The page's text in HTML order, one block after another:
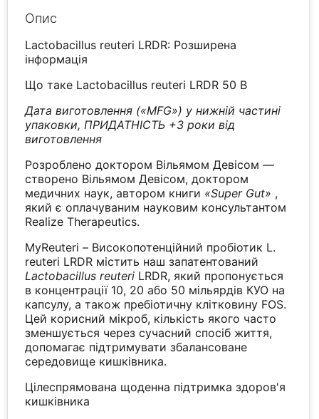
Опис
Lactobacillus reuteri LRDR: Розширена
інформація
Що таке Lactobacillus reuteri LRDR 50 B
Дата виготовлення («MFG») у нижній частині
упаковки, ПРИДАТНІСТЬ +3 роки від
виготовлення
Розроблено доктором Вільямом Девісом —
створено Вільямом Девісом, доктором
медичних наук, автором книги «Super Gut» ,
який є оплачуваним науковим консультантом
Realize Therapeutics.
MyReuteri – Високопотенційний пробіотик L.
reuteri LRDR містить наш запатентований
Lactobacillus reuteri LRDR, який пропонується
в концентрації 10, 20 або 50 мільярдів КУО на
капсулу, а також пребіотичну клітковину FOS.
Цей корисний мікроб, кількість якого часто
зменшується через сучасний спосіб життя,
допомагає підтримувати збалансоване
середовище кишківника.
Цілеспрямована щоденна підтримка здоров'я
кишківника